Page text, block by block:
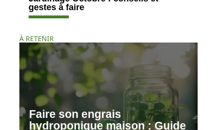
gestes à faire
À RETENIR
Faire son engrais
hydroponique maison : Guide